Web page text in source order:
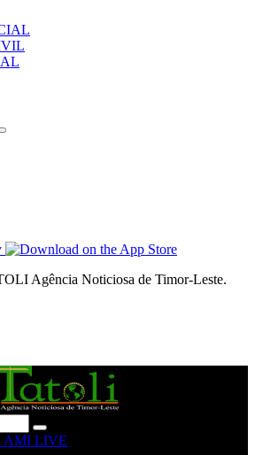
Agência Noticiosa de Timor-Leste.
AMI LIVE